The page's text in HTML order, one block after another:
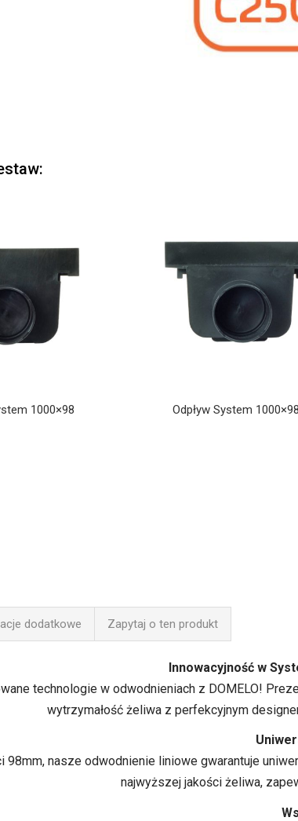
1000×98 Odpływ System 1000×98
dodatkowe Zapytaj o ten produkt
Innowacyjność w
technologie w odwodnieniach z DOMELO!
wytrzymałość żeliwa z perfekcyjnym
98mm, nasze odwodnienie liniowe gwarantuje
najwyższej jakości żeliwa,